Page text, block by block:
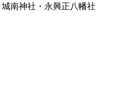
城南神社・永興正八幡社